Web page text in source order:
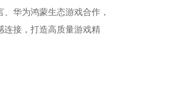
华为鸿蒙生态游戏合作，
连接，打造高质量游戏精